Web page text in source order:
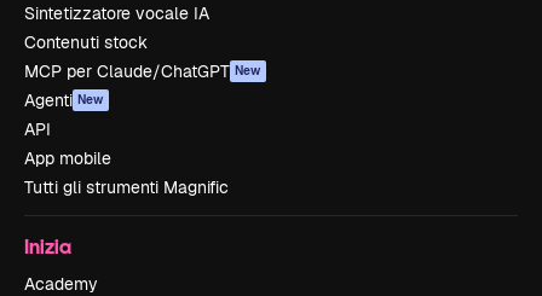
Sintetizzatore vocale IA
Contenuti stock
MCP per Claude/ChatGPT New
Agenti New
API
App mobile
Tutti gli strumenti Magnific
Inizia
Academy